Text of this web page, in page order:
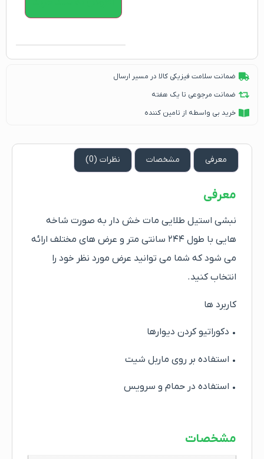
ضمانت سلامت فیزیکی کالا در مسیر ارسال
ضمانت مرجوعی تا یک هفته
خرید بی واسطه از تامین کننده
معرفی مشخصات نظرات (0)
معرفی
نبشی استیل طلایی مات خش دار به صورت شاخه
هایی با طول ۲۴۴ سانتی متر و عرض های مختلف ارائه
می شود که شما می توانید عرض مورد نظر خود را
انتخاب کنید.
کاربرد ها
• دکوراتیو کردن دیوارها
• استفاده بر روی ماربل شیت
• استفاده در حمام و سرویس
مشخصات